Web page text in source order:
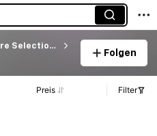
Yunxu Department Store Selection Hall
Folgen
Preis Filter